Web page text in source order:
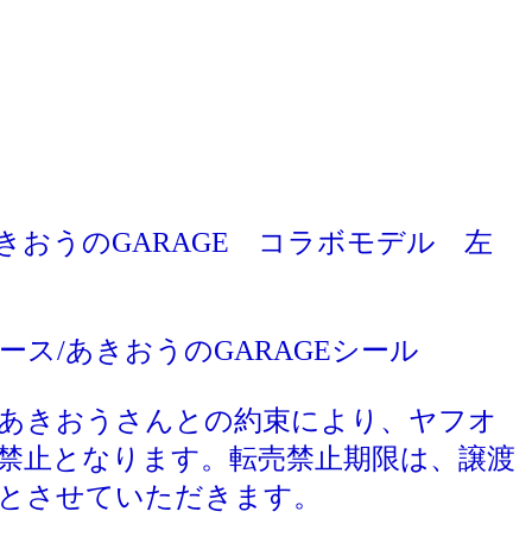
おうのGARAGE コラボモデル 左
ス/あきおうのGARAGEシール
きおうさんとの約束により、ヤフオ
止となります。転売禁止期限は、譲渡
させていただきます。